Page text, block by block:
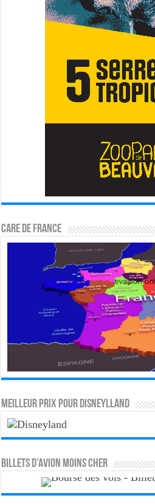
CARE DE FRANCE
MEILLEUR PRIX POUR DISNEYLLAND
Billets d’avion moins cher